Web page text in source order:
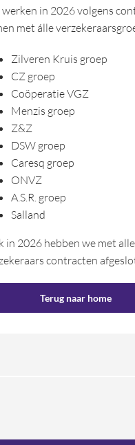
in 2026 volgens
met álle
Zilveren Kruis groep
CZ groep
Coöperatie VGZ
Menzis groep
Z&Z
DSW groep
Caresq groep
ONVZ
A.S.R. groep
Salland
in 2026 hebben we met alle
contracten
Terug naar home